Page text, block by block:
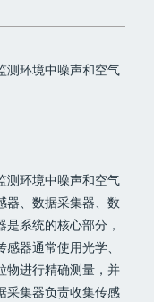
测环境中噪声和空气
测环境中噪声和空气
器、数据采集器、数
系统的核心部分，
器通常使用光学、
物进行精确测量，并
采集器负责收集传感